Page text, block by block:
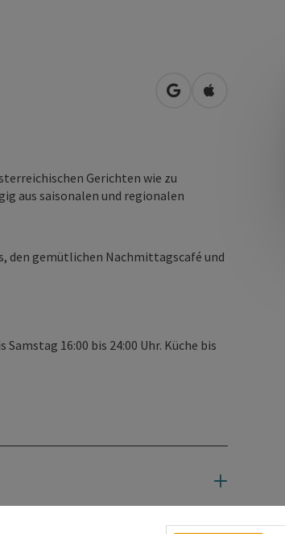
in Google Maps
in Apple
Gerichten wie zu
aus saisonalen und regionalen
den gemütlichen Nachmittagscafé und
16:00 bis 24:00 Uhr. Küche bis